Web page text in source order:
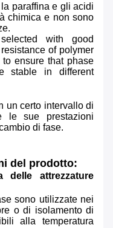
paraffina e gli acidi
chimica e non sono
with good
of polymer
ensure that phase
stable in different
un certo intervallo di
le sue prestazioni
di fase.
del prodotto:
delle attrezzature
sono utilizzate nei
o di isolamento di
alla temperatura